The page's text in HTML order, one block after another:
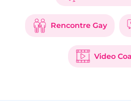
Rencontre Gay
Video